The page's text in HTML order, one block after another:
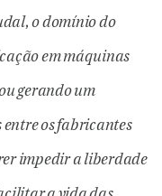
o domínio do
em máquinas
gerando um
entre os fabricantes
impedir a liberdade